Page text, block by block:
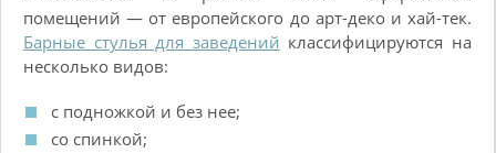
помещений — от европейского до арт-деко и хай-тек.
Барные стулья для заведений классифицируются на
несколько видов:
с подножкой и без нее;
со спинкой;